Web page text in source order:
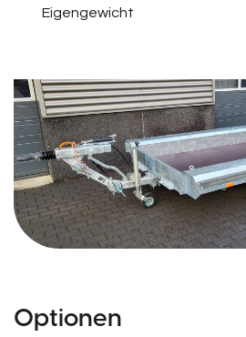
Eigengewicht
Optionen